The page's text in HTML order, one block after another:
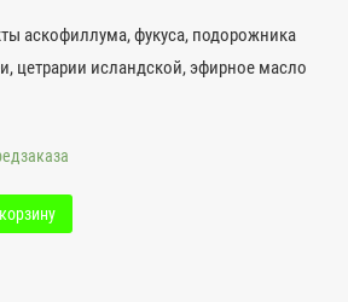
аскофиллума, фукуса, подорожника
цетрарии исландской, эфирное масло